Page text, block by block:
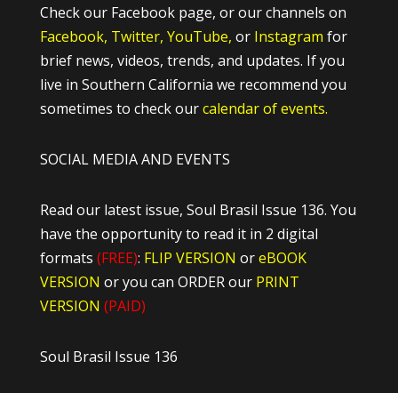
Check our Facebook page, or our channels on
Facebook, Twitter, YouTube, or Instagram for
brief news, videos, trends, and updates. If you
live in Southern California we recommend you
sometimes to check ourcalendar of events.
SOCIAL MEDIA AND EVENTS
Read our latest issue, Soul Brasil Issue 136. You
have the opportunity to read it in 2 digital
formats (FREE): FLIP VERSION oreBOOK
VERSION or you can ORDER our PRINT
VERSION (PAID)
Soul Brasil Issue 136